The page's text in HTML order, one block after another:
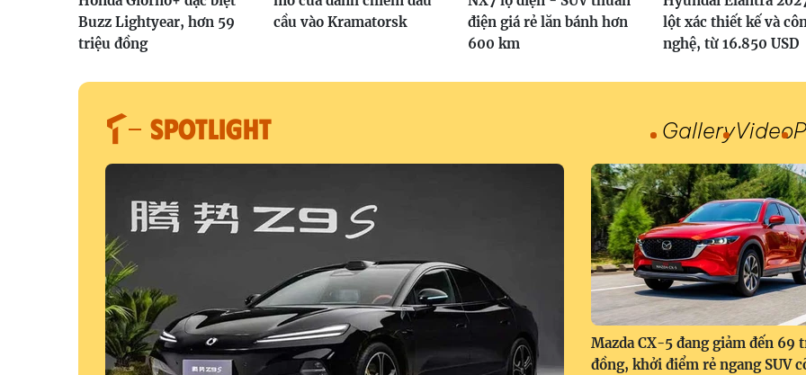
Buzz Lightyear, hơn 59
triệu đồng
cầu vào Kramatorsk
điện giá rẻ lăn bánh hơn
600 km
lột xác thiết kế và
nghệ, từ 16.850 USD
SPOTLIGHT GalleryVideo
Mazda CX-5 đang giảm đến 69
đồng, khởi điểm rẻ ngang SUV